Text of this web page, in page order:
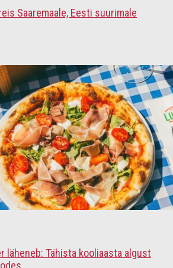
Saaremaale, Eesti suurimale
läheneb: Tähista kooliaasta algust